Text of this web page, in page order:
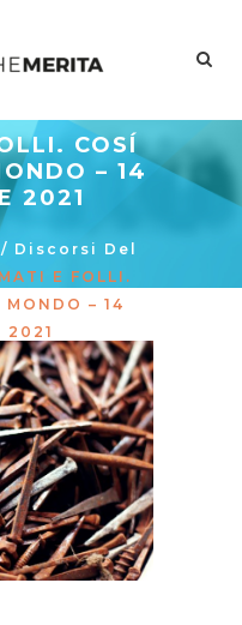
COSÍ
– 14
2021
/ Discorsi Del
E FOLLI.
– 14
2021